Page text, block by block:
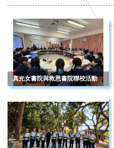
真光女書院與救恩書院聯校活動